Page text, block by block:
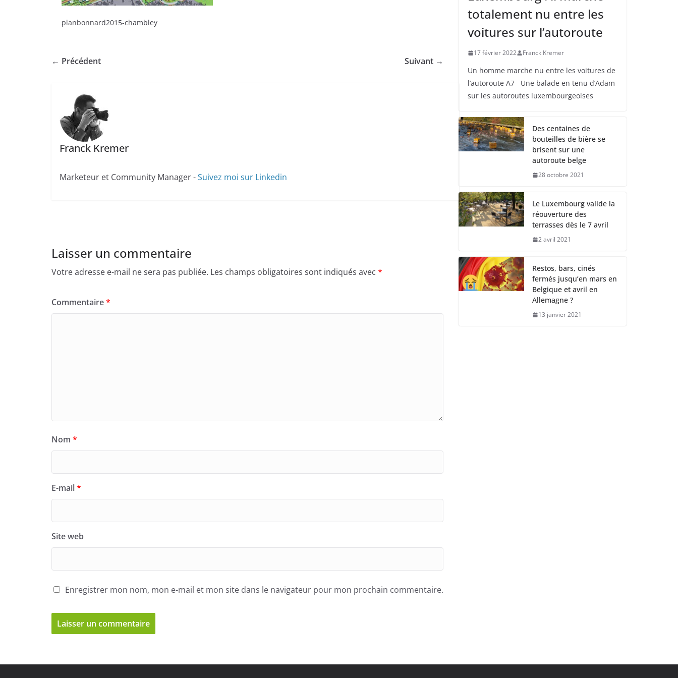
planbonnard2015-chambley
← Précédent Suivant →
Franck Kremer
Marketeur et Community Manager -Suivez moi sur Linkedin
Laisser un commentaire
Votre adresse e-mail ne sera pas publiée. Les champs obligatoires sont indiqués avec *
Commentaire*
Nom *
E-mail*
Site web
Enregistrer mon nom, mon e-mail et mon site dans le navigateur pour mon prochain commentaire.
totalement nu entre les
voitures sur l’autoroute
17 février 2022 Franck Kremer
Un homme marche nu entre les voitures de
l’autoroute A7 Une balade en tenu d’Adam
sur les autoroutes luxembourgeoises
Des centaines de
bouteilles de bière se
brisent sur une
autoroute belge
28 octobre 2021
Le Luxembourg valide la
réouverture des
terrasses dès le 7 avril
2 avril 2021
Restos, bars, cinés
fermés jusqu’en mars en
Belgique et avril en
Allemagne ?
13 janvier 2021